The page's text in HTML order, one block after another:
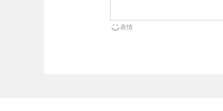
表情